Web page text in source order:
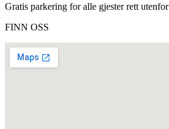
Gratis parkering for alle gjester rett utenfor
FINN OSS